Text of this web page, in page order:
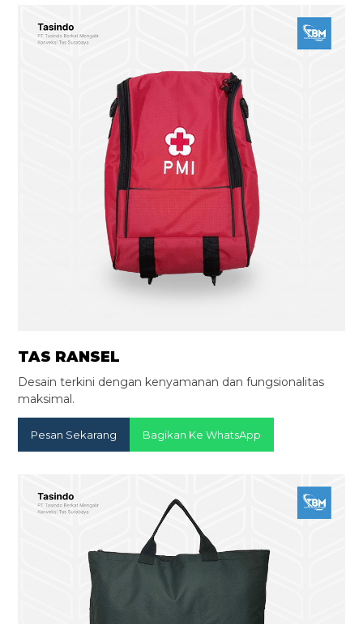
TAS RANSEL
Desain terkini dengan kenyamanan dan fungsionalitas
maksimal.
Pesan Sekarang Bagikan Ke WhatsApp